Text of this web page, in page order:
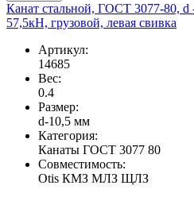
Канат стальной, ГОСТ 3077-80, d
57,5кН, грузовой, левая свивка
Артикул:
14685
Вес:
0.4
Размер:
d-10,5 мм
Категория:
Канаты ГОСТ 3077 80
Совместимость:
Otis КМЗ МЛЗ ЩЛЗ